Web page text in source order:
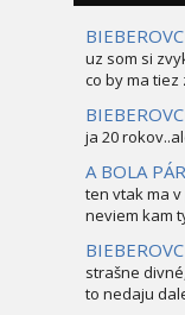
uz som si
co by ma tiez
ja 20
A BOLA
ten vtak ma
neviem kam
strašne
to nedaju